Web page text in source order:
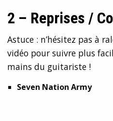
2 – Reprises /
Astuce : n’hésitez pas à
vidéo pour suivre plus
mains du guitariste !
Seven Nation Army